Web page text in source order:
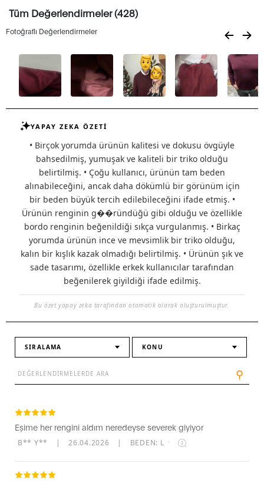
Tüm Değerlendirmeler (428)
Fotoğraflı Değerlendirmeler
YAPAY ZEKA ÖZETİ
• Birçok yorumda ürünün kalitesi ve dokusu övgüyle
bahsedilmiş, yumuşak ve kaliteli bir triko olduğu
belirtilmiş. • Çoğu kullanıcı, ürünün tam beden
alınabileceğini, ancak daha dökümlü bir görünüm için
bir beden büyük tercih edilebileceğini ifade etmiş. •
Ürünün renginin g��ründüğü gibi olduğu ve özellikle
bordo renginin beğenildiği sıkça vurgulanmış. • Birkaç
yorumda ürünün ince ve mevsimlik bir triko olduğu,
kalın bir kışlık kazak olmadığı belirtilmiş. • Ürünün şık ve
sade tasarımı, özellikle erkek kullanıcılar tarafından
beğenilerek giyildiği ifade edilmiş.
Bu özet yapay zeka tarafından otomatik olarak oluşturulmuştur.
SIRALAMA KONU
⚲
Eşime her rengini aldım neredeyse severek giyiyor
B** Y** | 26.04.2026 | BEDEN: L ·